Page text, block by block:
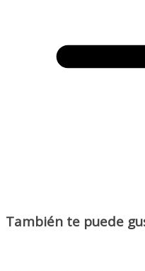
También te puede